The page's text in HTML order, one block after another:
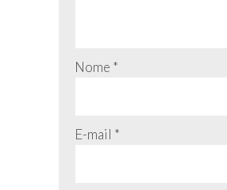
Nome *
E-mail *